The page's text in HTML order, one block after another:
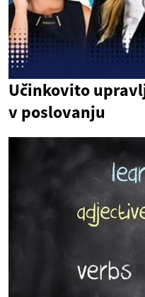
Učinkovito
v poslovanju